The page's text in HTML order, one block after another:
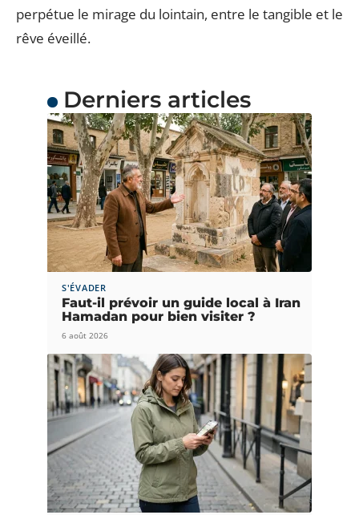
perpétue le mirage du lointain, entre le tangible et le
rêve éveillé.
Derniers articles
S'ÉVADER
Faut-il prévoir un guide local à Iran
Hamadan pour bien visiter ?
6 août 2026